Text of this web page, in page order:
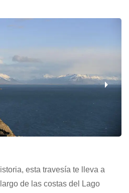
›
esta travesía te lleva a
de las costas del Lago